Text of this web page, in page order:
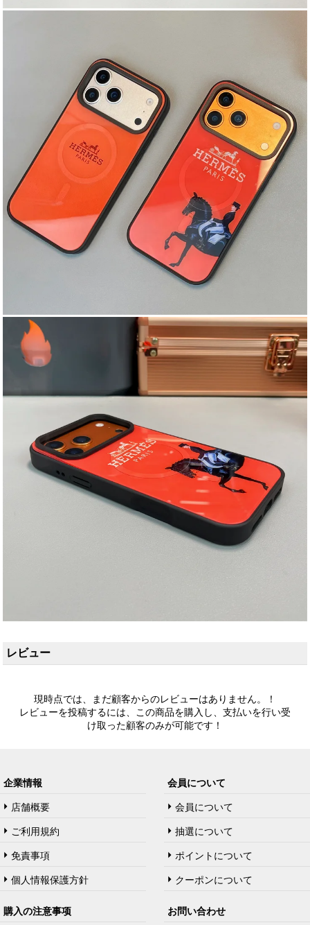
レビュー
現時点では、まだ顧客からのレビューはありません。！
レビューを投稿するには、この商品を購入し、支払いを行い受
け取った顧客のみが可能です！
企業情報
店舗概要
ご利用規約
免責事項
個人情報保護方針
会員について
会員について
抽選について
ポイントについて
クーポンについて
購入の注意事项 お問い合わせ